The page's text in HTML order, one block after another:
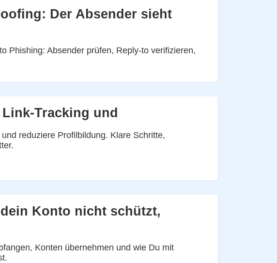
Der Absender sieht
Phishing: Absender prüfen, Reply-to verifizieren,
Tracking und
reduziere Profilbildung. Klare Schritte,
dein Konto nicht schützt,
Konten übernehmen und wie Du mit